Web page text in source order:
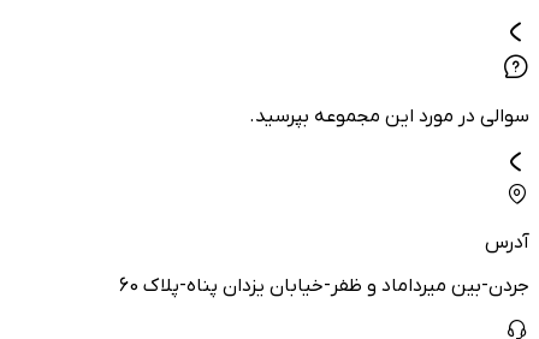
سوالی در مورد این مجموعه بپرسید.
آدرس
جردن-بین میرداماد و ظفر-خیابان یزدان پناه-پلاک 60